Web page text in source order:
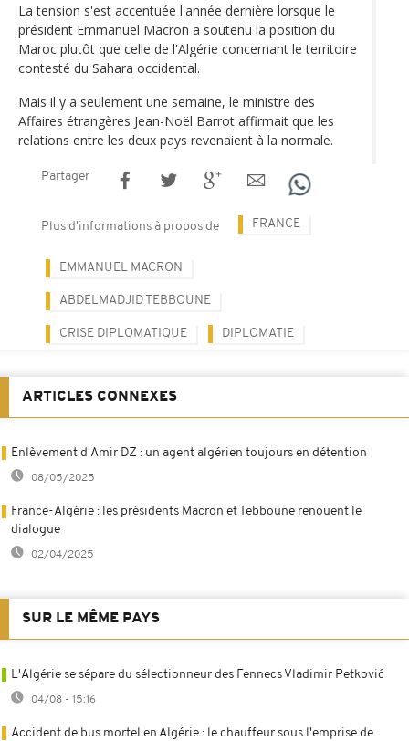
La tension s'est accentuée l'année dernière lorsque le
président Emmanuel Macron a soutenu la position du
Maroc plutôt que celle de l'Algérie concernant le territoire
contesté du Sahara occidental.
Mais il y a seulement une semaine, le ministre des
Affaires étrangères Jean-Noël Barrot affirmait que les
relations entre les deux pays revenaient à la normale.
Partager
Plus d'informations à propos de FRANCE
EMMANUEL MACRON
ABDELMADJID TEBBOUNE
CRISE DIPLOMATIQUE DIPLOMATIE
ARTICLES CONNEXES
Enlèvement d'Amir DZ : un agent algérien toujours en détention
08/05/2025
France-Algérie : les présidents Macron et Tebboune renouent le
dialogue
02/04/2025
SUR LE MÊME PAYS
L'Algérie se sépare du sélectionneur des Fennecs Vladimir Petković
04/08 - 15:16
Accident de bus mortel en Algérie : le chauffeur sous l'emprise de